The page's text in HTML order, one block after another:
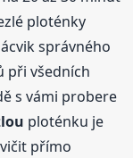
ploténky
správného
při všedních
s vámi probere
ploténku je
přímo